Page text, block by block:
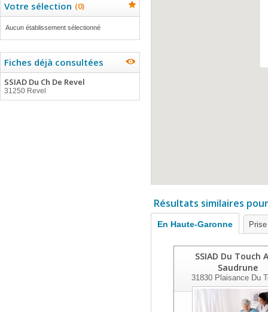
Votre sélection (0)
Aucun établissement sélectionné
Fiches déjà consultées
SSIAD Du Ch De Revel
31250 Revel
Résultats similaires
En Haute-Garonne
SSIAD Du Touch
Saudrune
31830 Plaisance Du